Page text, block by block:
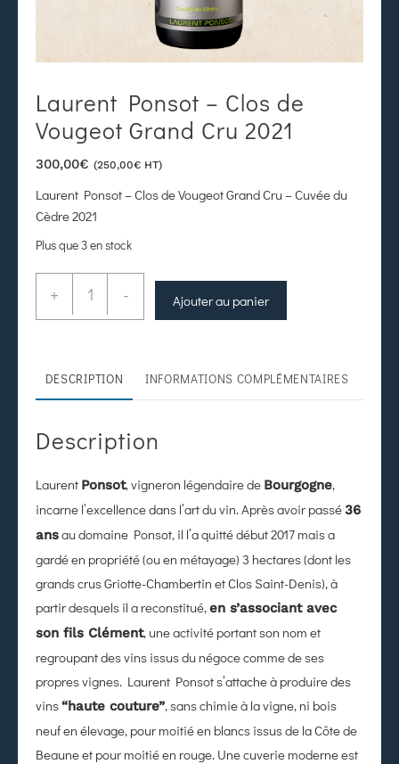
Laurent Ponsot – Clos de
Vougeot Grand Cru 2021
300,00€ (250,00€ HT)
Laurent Ponsot – Clos de Vougeot Grand Cru – Cuvée du
Cèdre 2021
Plus que 3 en stock
+ - Ajouter au panier
DESCRIPTION INFORMATIONS COMPLÉMENTAIRES
Description
Laurent Ponsot, vigneron légendaire de Bourgogne,
incarne l’excellence dans l’art du vin. Après avoir passé36
ansau domaine Ponsot, il l’a quitté début 2017 mais a
gardé en propriété (ou en métayage) 3 hectares (dont les
grands crus Griotte-Chambertin et Clos Saint-Denis), à
partir desquels il a reconstitué,en s’associant avec
son fils Clément, une activité portant son nom et
regroupant des vins issus du négoce comme de ses
propres vignes. Laurent Ponsot s’attache à produire des
vins“haute couture”, sans chimie à la vigne, ni bois
neuf en élevage, pour moitié en blancs issus de la Côte de
Beaune et pour moitié en rouge. Une cuverie moderne est